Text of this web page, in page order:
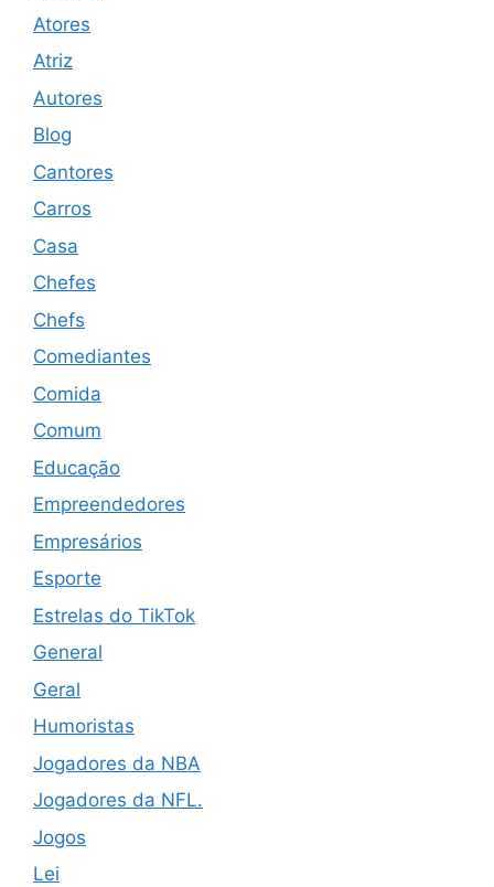
Atores
Atriz
Autores
Blog
Cantores
Carros
Casa
Chefes
Chefs
Comediantes
Comida
Comum
Educação
Empreendedores
Empresários
Esporte
Estrelas do TikTok
General
Geral
Humoristas
Jogadores da NBA
Jogadores da NFL.
Jogos
Lei